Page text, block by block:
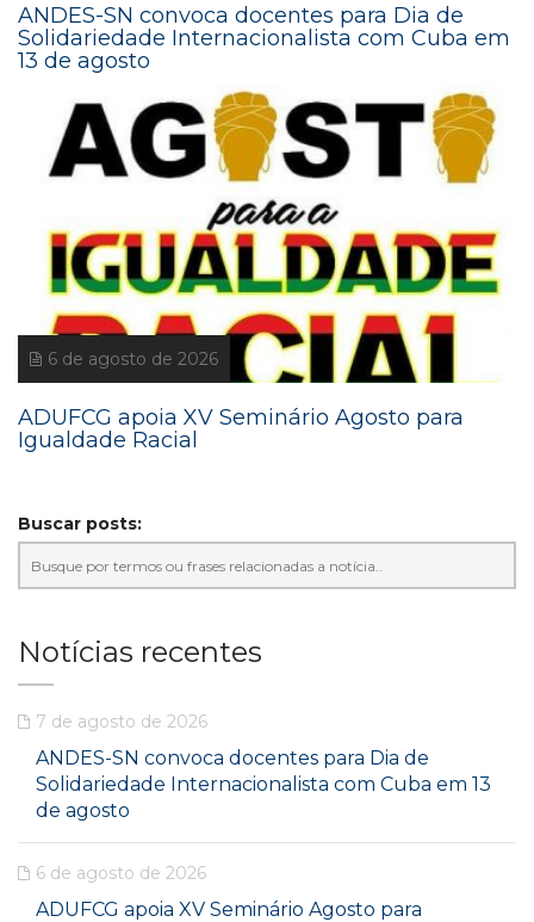
ANDES-SN convoca docentes para Dia de
Solidariedade Internacionalista com Cuba em
13 de agosto
6 de agosto de 2026
ADUFCG apoia XV Seminário Agosto para
Igualdade Racial
Buscar posts:
Notícias recentes
7 de agosto de 2026
ANDES-SN convoca docentes para Dia de
Solidariedade Internacionalista com Cuba em 13
de agosto
6 de agosto de 2026
ADUFCG apoia XV Seminário Agosto para